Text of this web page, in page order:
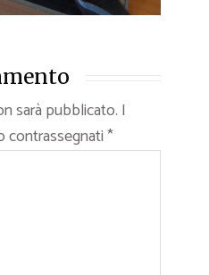
sarà pubblicato. I
contrassegnati*